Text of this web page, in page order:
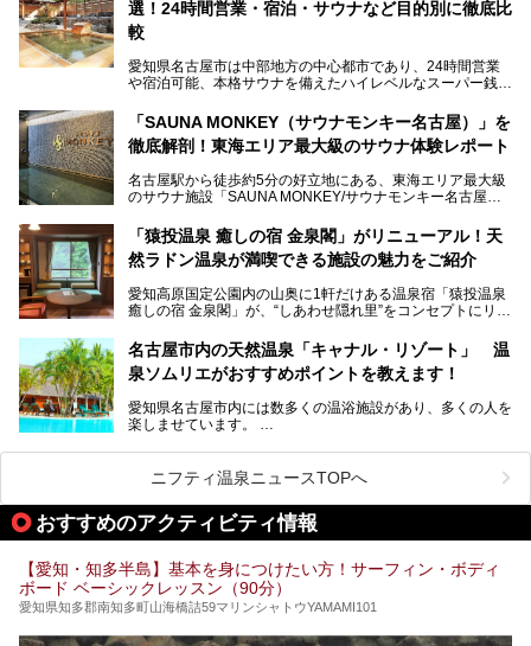
地元住民をはじめオープンを待ちわびている人も多いのでは
ないでしょうか。
老朽化した設備の補修を機に、2年前からじっくり構想を練
ってきたというだけあって、館内の充実度は想像以上。
以前の4倍に拡張したという露天エリアや10の浴槽、40人収
容の巨大なスタジアムサウナに、岩盤浴やリラクゼーション
までまるごと楽しめる施設に生まれ変わりました。
今回は、全面リニューアルして新しくなった「スパアクアス
選！24時間営業・宿泊・サウナなど目的別に徹底比
較
愛知県名古屋市は中部地方の中心都市であり、24時間営業
や宿泊可能、本格サウナを備えたハイレベルなスーパー銭湯
そのため、「日々の仕事の疲れを心身ともにリセットした
い」「休日に時間を忘れて1日中ダラダラ過ごしたい」「コ
くある点が魅力です！
お好みの温泉施設を見つけて楽しんでくださいね。
「SAUNA MONKEY（サウナモンキー名古屋）」を
徹底解剖！東海エリア最大級のサウナ体験レポート
名古屋駅から徒歩約5分の好立地にある、東海エリア最大級
のサウナ施設「SAUNA MONKEY/サウナモンキー名古屋」
「名古屋駅周辺ってサウナが少ないよね」という声をよく耳
にするだけあり、アクセスの良さにも胸が高鳴ります。
今回は普段は男性専用となっているパブリックサウナが、女
さっそく取材してきました！
「猿投温泉 癒しの宿 金泉閣」がリニューアル！天
然ラドン温泉が満喫できる施設の魅力をご紹介
愛知高原国定公園内の山奥に1軒だけある温泉宿「猿投温泉
癒しの宿 金泉閣」が、“しあわせ隠れ里”をコンセプトにリニ
天然ラドン温泉が堪能できるお風呂や、新設・改装された客
室、地元の食材と温泉水で作られたお料理……。
ご紹介します。
名古屋市内の天然温泉「キャナル・リゾート」 温
泉ソムリエがおすすめポイントを教えます！
愛知県名古屋市内には数多くの温浴施設があり、多くの人を
楽しませています。
ムリエの目線で紹介していきます！
名古屋市内にはスーパー銭湯や日帰り温泉が多く、「どこに
行こうかな？」と悩んでしまう方も多いと思います。
ぜひこの記事を参考にして「キャナル・リゾート」に出かけ
てみるのはいかがでしょうか？
ニフティ温泉ニュースTOPへ
おすすめのアクティビティ情報
【愛知・知多半島】基本を身につけたい方！サーフィン・ボディ
ボード ベーシックレッスン（90分）
愛知県知多郡南知多町山海橋詰59マリンシャトウYAMAMI101